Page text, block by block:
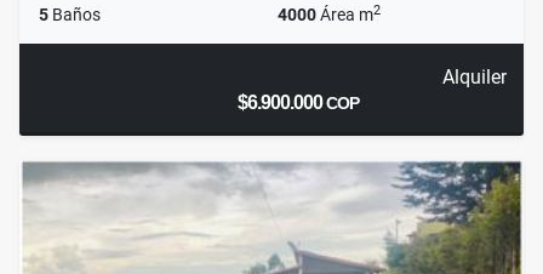
5 Baños 4000Área m2
Alquiler
$6.900.000COP